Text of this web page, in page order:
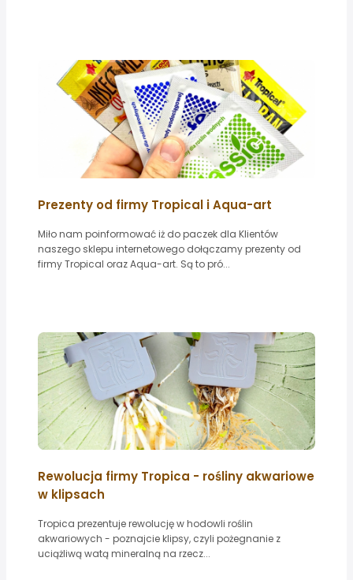
Prezenty od firmy Tropical i Aqua-art
Miło nam poinformować iż do paczek dla Klientów
naszego sklepu internetowego dołączamy prezenty od
firmy Tropical oraz Aqua-art. Są to pró...
Rewolucja firmy Tropica - rośliny akwariowe
w klipsach
Tropica prezentuje rewolucję w hodowli roślin
akwariowych - poznajcie klipsy, czyli pożegnanie z
uciążliwą watą mineralną na rzecz...